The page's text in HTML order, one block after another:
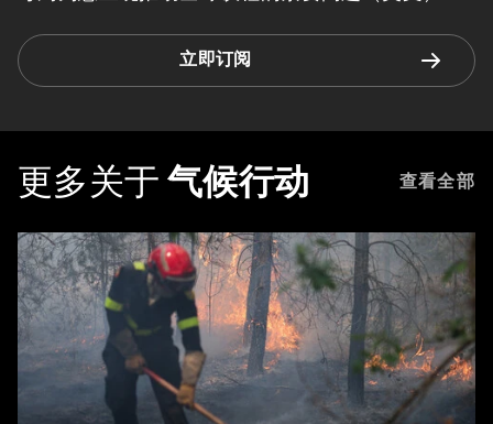
立即订阅
更多关于 气候行动 查看全部